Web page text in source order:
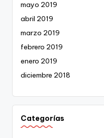
mayo 2019
abril 2019
marzo 2019
febrero 2019
enero 2019
diciembre 2018
Categorías